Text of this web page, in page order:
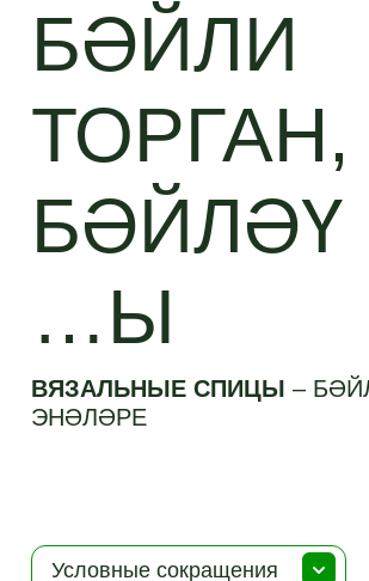
БӘЙЛИ
ТОРГАН,
БӘЙЛӘҮ
…Ы
ВЯЗАЛЬНЫЕ СПИЦЫ–
ЭНӘЛӘРЕ
Условные сокращения